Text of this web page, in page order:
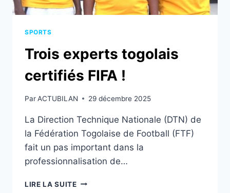
SPORTS
Trois experts togolais
certifiés FIFA !
ParACTUBILAN 29 décembre 2025
La Direction Technique Nationale (DTN) de
la Fédération Togolaise de Football (FTF)
fait un pas important dans la
professionnalisation de…
LIRE LA SUITETROIS